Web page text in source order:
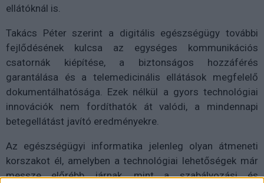
ellátóknál is.
Takács Péter szerint a digitális egészségügy további
fejlődésének kulcsa az egységes kommunikációs
csatornák kiépítése, a biztonságos hozzáférés
garantálása és a telemedicinális ellátások megfelelő
dokumentálhatósága. Ezek nélkül a gyors technológiai
innovációk nem fordíthatók át valódi, a mindennapi
betegellátást javító eredményekre.
Az egészségügyi informatika jelenleg olyan átmeneti
korszakot él, amelyben a technológiai lehetőségek már
messze előrébb járnak, mint a szabályozási és